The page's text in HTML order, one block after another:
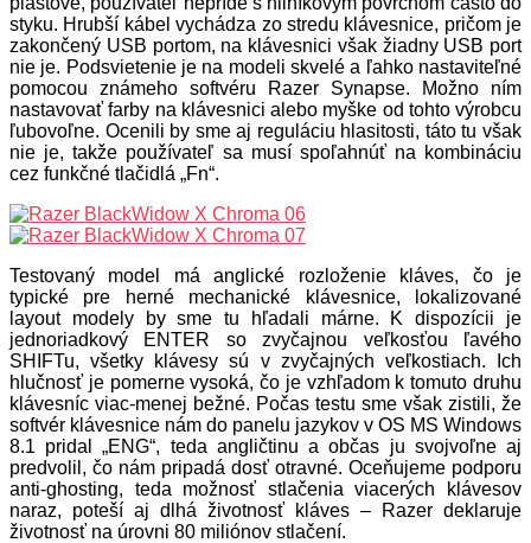
styku. Hrubší kábel vychádza zo stredu klávesnice, pričom je
zakončený USB portom, na klávesnici však žiadny USB port
nie je. Podsvietenie je na modeli skvelé a ľahko nastaviteľné
pomocou známeho softvéru Razer Synapse. Možno ním
nastavovať farby na klávesnici alebo myške od tohto výrobcu
ľubovoľne. Ocenili by sme aj reguláciu hlasitosti, táto tu však
nie je, takže používateľ sa musí spoľahnúť na kombináciu
cez funkčné tlačidlá „Fn“.
Testovaný model má anglické rozloženie kláves, čo je
typické pre herné mechanické klávesnice, lokalizované
layout modely by sme tu hľadali márne. K dispozícii je
jednoriadkový ENTER so zvyčajnou veľkosťou ľavého
SHIFTu, všetky klávesy sú v zvyčajných veľkostiach. Ich
hlučnosť je pomerne vysoká, čo je vzhľadom k tomuto druhu
klávesníc viac-menej bežné. Počas testu sme však zistili, že
softvér klávesnice nám do panelu jazykov v OS MS Windows
8.1 pridal „ENG“, teda angličtinu a občas ju svojvoľne aj
predvolil, čo nám pripadá dosť otravné. Oceňujeme podporu
anti-ghosting, teda možnosť stlačenia viacerých klávesov
naraz, poteší aj dlhá životnosť kláves – Razer deklaruje
životnosť na úrovni 80 miliónov stlačení.